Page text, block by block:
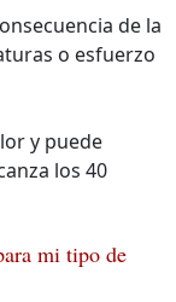
de la
o esfuerzo
y puede
los 40
mi tipo de